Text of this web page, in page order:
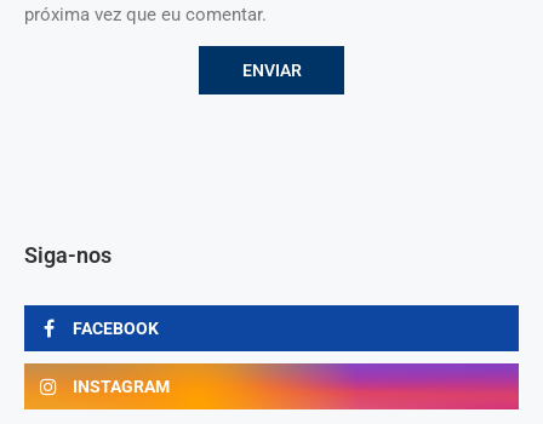
próxima vez que eu comentar.
Siga-nos
FACEBOOK
INSTAGRAM